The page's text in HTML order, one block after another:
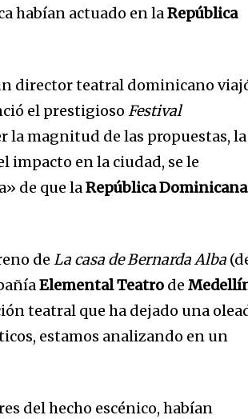
habían actuado en laRepública
director teatral dominicano
el prestigioso Festival
la magnitud de las propuestas, la
impacto en la ciudad, se le
de que laRepública Dominicana
deLa casa de Bernarda Alba
Elemental Teatro de
teatral que ha dejado una
estamos analizando en un
del hecho escénico, habían